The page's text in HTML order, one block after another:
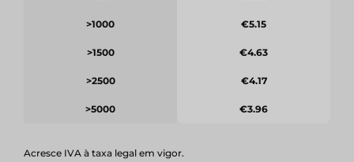
>1000
>1500
>2500
>5000
€5.15
€4.63
€4.17
€3.96
Acresce IVA à taxa legal em vigor.